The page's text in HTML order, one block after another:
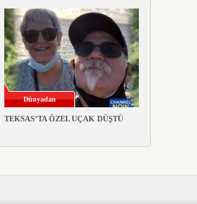
Dünyadan
TEKSAS’TA ÖZEL UÇAK DÜŞTÜ